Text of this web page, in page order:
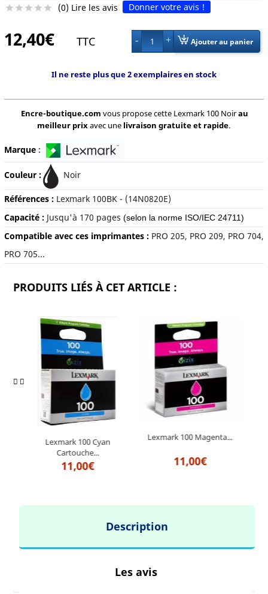
     (0) Lire les avis Donner votre avis !
12,40€ TTC 1 Ajouter au panier
Il ne reste plus que 2 exemplaires en stock
Encre-boutique.com vous propose cette Lexmark 100 Noirau
meilleur prixavec une livraison gratuite et rapide.
Marque:
Couleur : Noir
Références : Lexmark 100BK - (14N0820E)
Capacité : Jusqu'à 170 pages (selon la norme ISO/IEC 24711)
Compatible avec ces imprimantes : PRO 205, PRO 209, PRO 704,
PRO 705...
PRODUITS LIÉS À CET ARTICLE :
Lexmark 100 Cyan
Cartouche...
11,00€
Lexmark 100 Magenta...
11,00€
Description
Les avis